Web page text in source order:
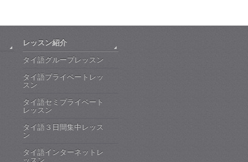
レッスン紹介
タイ語グループレッスン
タイ語プライベートレッ
スン
タイ語セミプライベート
レッスン
タイ語３日間集中レッス
ン
タイ語インターネットレ
ッスン